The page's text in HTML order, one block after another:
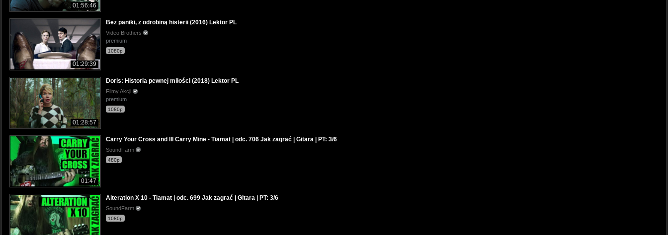
01:56:46
01:29:39
Bez paniki, z odrobiną histerii (2016) Lektor PL
Video Brothers
premium
1080p
01:28:57
Doris: Historia pewnej miłości (2018) Lektor PL
Filmy Akcji
premium
1080p
01:47
Carry Your Cross and Ill Carry Mine - Tiamat | odc. 706 Jak zagrać | Gitara | PT: 3/6
SoundFarm
480p
Alteration X 10 - Tiamat | odc. 699 Jak zagrać | Gitara | PT: 3/6
SoundFarm
1080p